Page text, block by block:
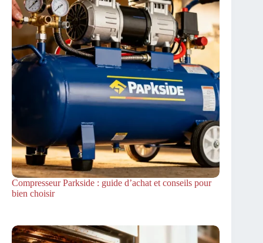
Compresseur Parkside : guide d’achat et conseils pour
bien choisir